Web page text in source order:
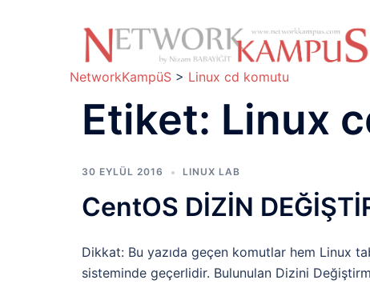
NetworkKampüS > Linux cd komutu
Etiket: Linux
30 EYLÜL 2016 LINUX LAB
CentOS DİZİN
Dikkat: Bu yazıda geçen komutlar hem Linux
sisteminde geçerlidir. Bulunulan Dizini